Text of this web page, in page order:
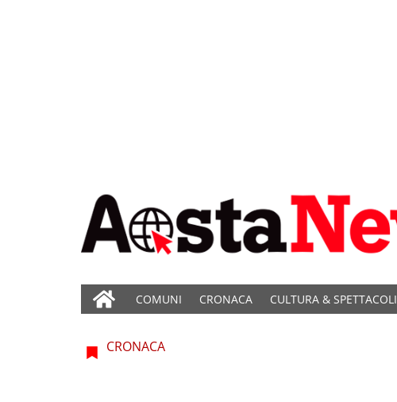
COMUNI CRONACA CULTURA & SPETTACOLI
CRONACA